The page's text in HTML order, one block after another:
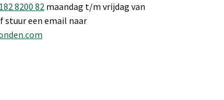
8200 82maandag t/m vrijdag van
stuur een email naar